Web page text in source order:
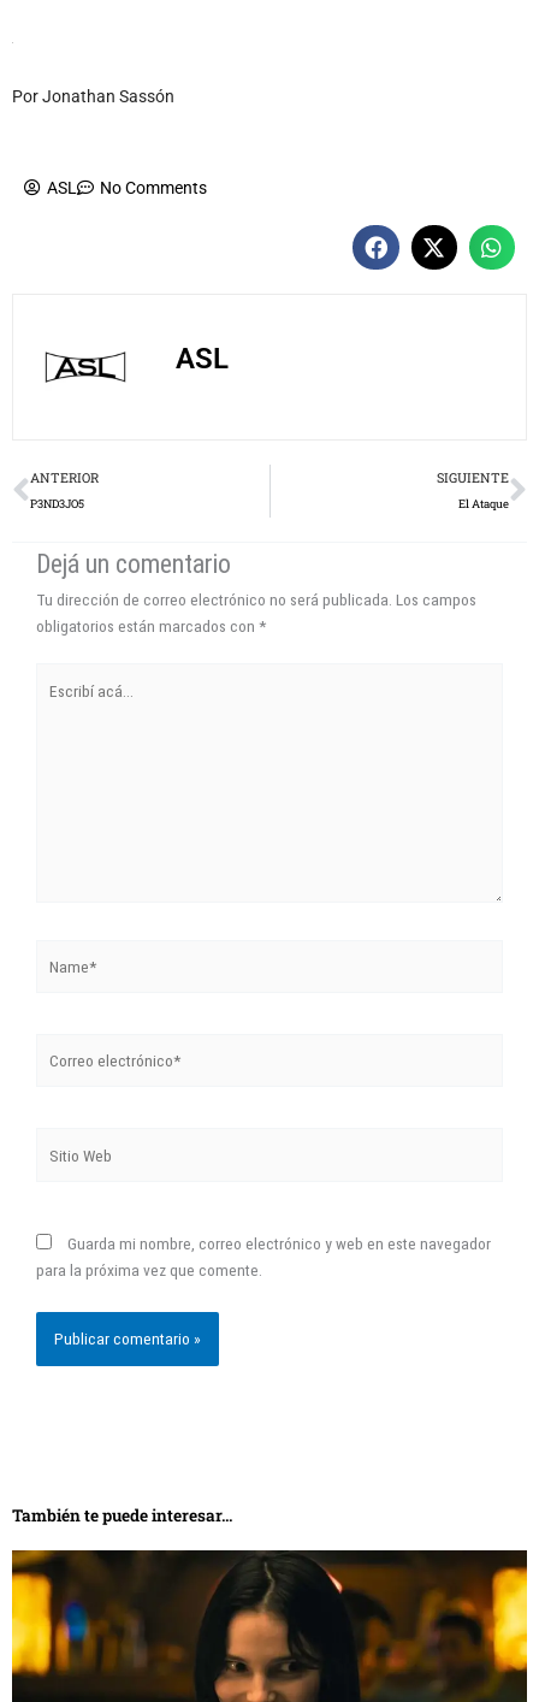
Por Jonathan Sassón
ASL No Comments
ASL
Prev
ANTERIOR
P3ND3JO5
SIGUIENTE
El Ataque
Dejá un comentario
Tu dirección de correo electrónico no será publicada. Los campos
obligatorios están marcados con *
Guarda mi nombre, correo electrónico y web en este navegador
para la próxima vez que comente.
También te puede interesar...